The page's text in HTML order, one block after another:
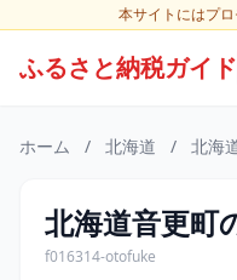
本サイトにはプ
ふるさと納税ガイド
ホーム / 北海道 / 北海
北海道音更町
f016314-otofuke